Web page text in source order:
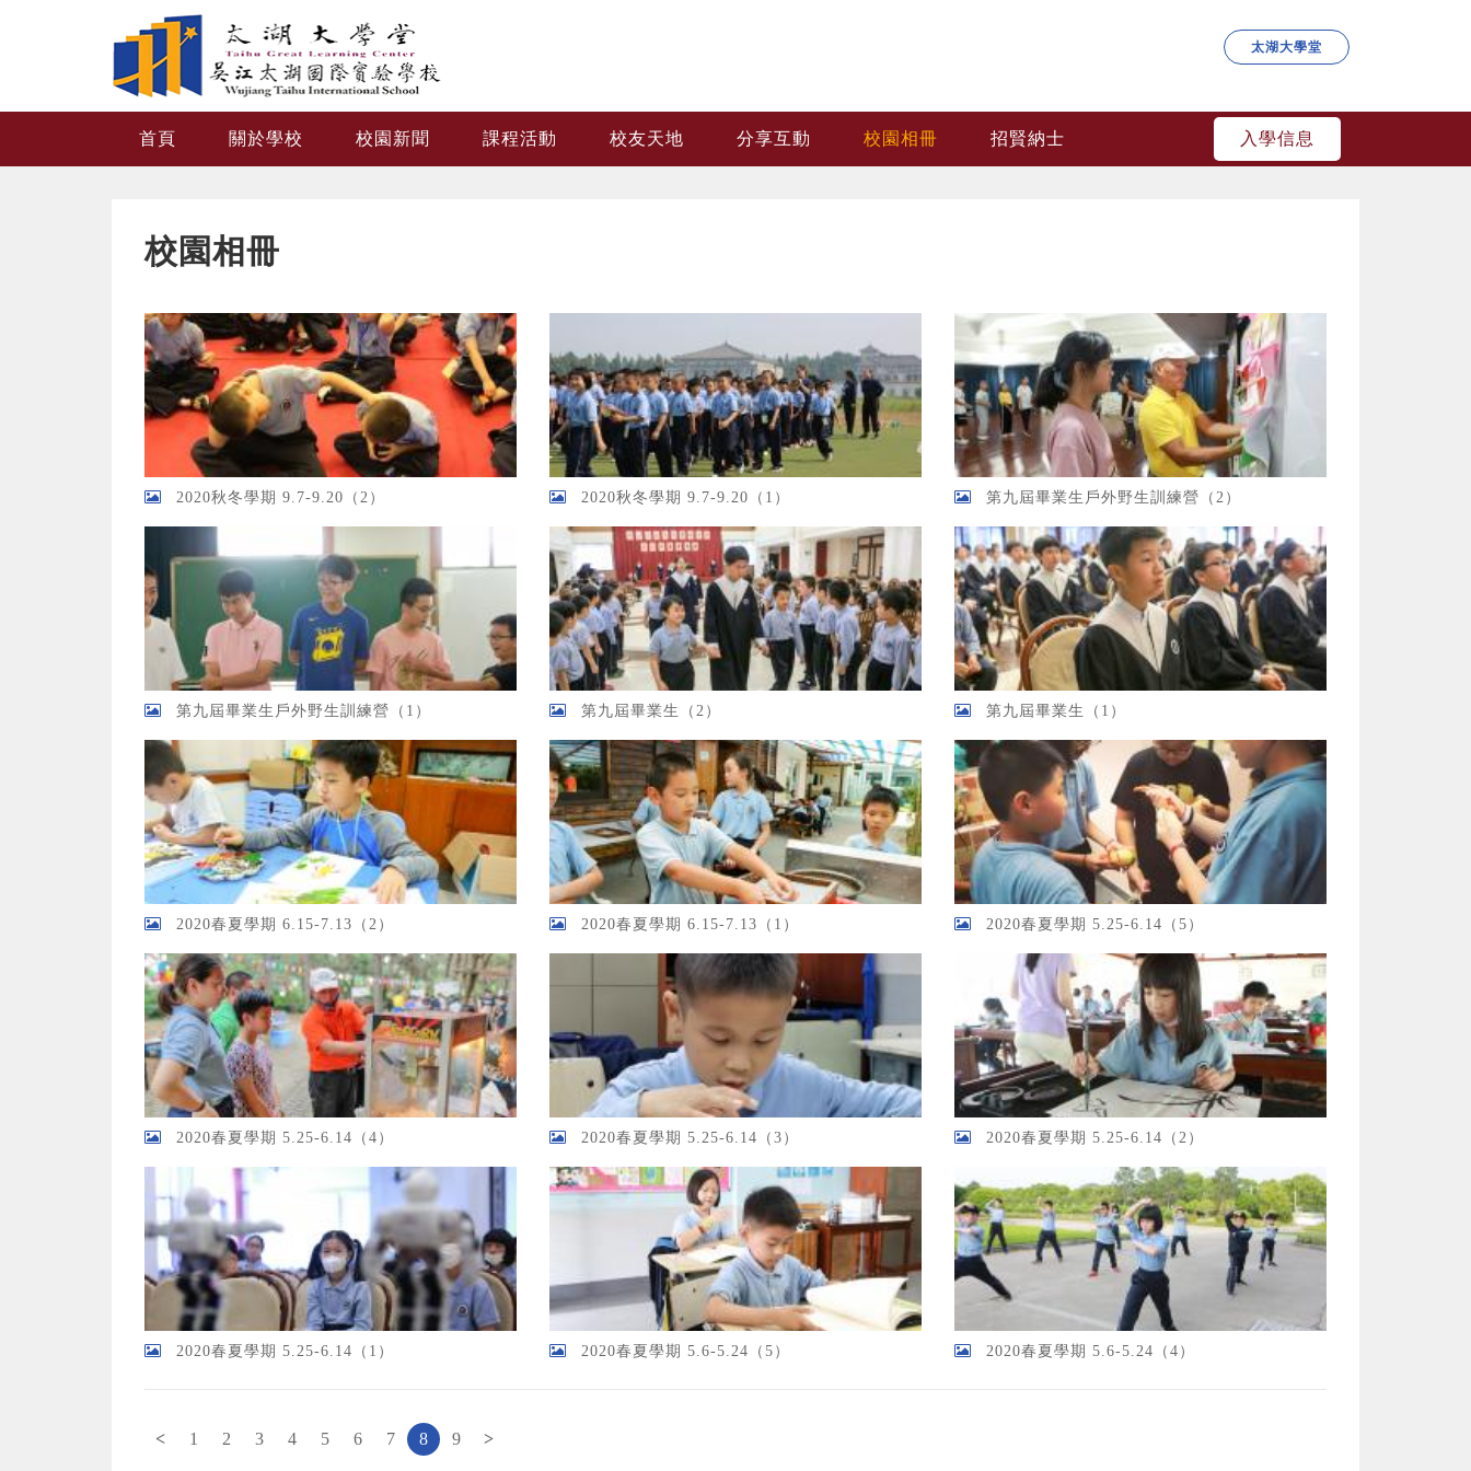
太湖大學堂
首頁 關於學校 校園新聞 課程活動 校友天地 分享互動 校園相冊 招賢納士 入學信息
校園相冊
2020秋冬學期 9.7-9.20（2） 2020秋冬學期 9.7-9.20（1） 第九屆畢業生戶外野生訓練營（2）
第九屆畢業生戶外野生訓練營（1） 第九屆畢業生（2） 第九屆畢業生（1）
2020春夏學期 6.15-7.13（2） 2020春夏學期 6.15-7.13（1） 2020春夏學期 5.25-6.14（5）
2020春夏學期 5.25-6.14（4） 2020春夏學期 5.25-6.14（3） 2020春夏學期 5.25-6.14（2）
2020春夏學期 5.25-6.14（1） 2020春夏學期 5.6-5.24（5） 2020春夏學期 5.6-5.24（4）
< 1 2 3 4 5 6 7 8 9 >